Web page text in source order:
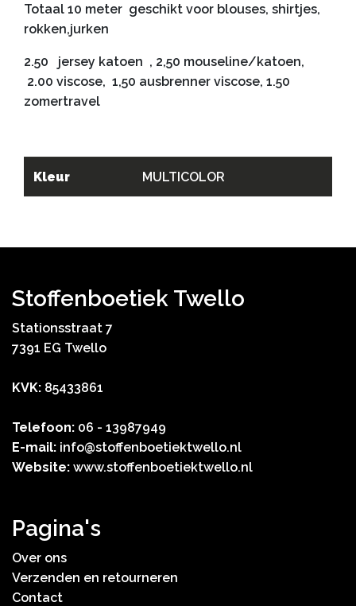
Totaal 10 meter geschikt voor blouses, shirtjes,
rokken,jurken
2.50 jersey katoen , 2,50 mouseline/katoen,
2.00 viscose, 1,50 ausbrenner viscose, 1.50
zomertravel
Kleur MULTICOLOR
Stoffenboetiek Twello
Stationsstraat 7
7391 EG Twello
KVK: 85433861
Telefoon: 06 - 13987949
E-mail: info@stoffenboetiektwello.nl
Website: www.stoffenboetiektwello.nl
Pagina's
Over ons
Verzenden en retourneren
Contact